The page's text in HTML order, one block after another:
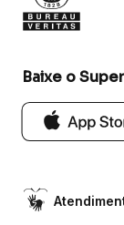
Baixe o